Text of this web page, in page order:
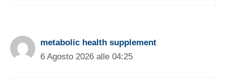
metabolic health supplement
6 Agosto 2026 alle 04:25